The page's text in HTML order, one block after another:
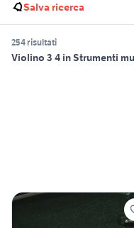
Salva ricerca
254 risultati
Violino 3 4 in Strumenti